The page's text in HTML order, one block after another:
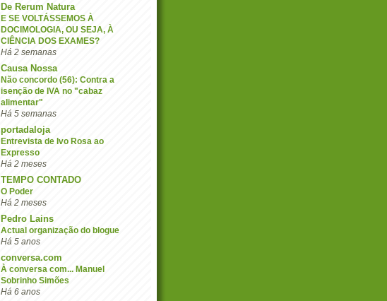
De Rerum Natura
E SE VOLTÁSSEMOS À
DOCIMOLOGIA, OU SEJA, À
CIÊNCIA DOS EXAMES?
Há 2 semanas
Causa Nossa
Não concordo (56): Contra a
isenção de IVA no "cabaz
alimentar"
Há 5 semanas
portadaloja
Entrevista de Ivo Rosa ao
Expresso
Há 2 meses
TEMPO CONTADO
O Poder
Há 2 meses
Pedro Lains
Actual organização do blogue
Há 5 anos
conversa.com
À conversa com... Manuel
Sobrinho Simões
Há 6 anos